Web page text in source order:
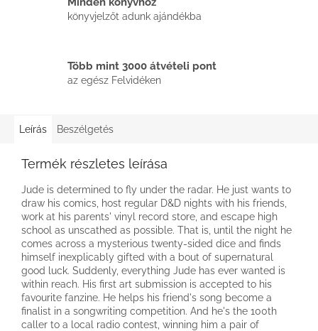
könyvjelzőt adunk ajándékba
Több mint 3000 átvételi pont
az egész Felvidéken
Leírás Beszélgetés
Termék részletes leírása
Jude is determined to fly under the radar. He just wants to
draw his comics, host regular D&D nights with his friends,
work at his parents' vinyl record store, and escape high
school as unscathed as possible. That is, until the night he
comes across a mysterious twenty-sided dice and finds
himself inexplicably gifted with a bout of supernatural
good luck. Suddenly, everything Jude has ever wanted is
within reach. His first art submission is accepted to his
favourite fanzine. He helps his friend's song become a
finalist in a songwriting competition. And he's the 100th
caller to a local radio contest, winning him a pair of